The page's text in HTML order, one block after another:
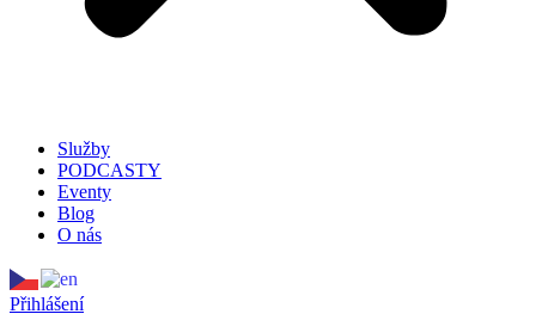
Služby
PODCASTY
Eventy
Blog
O nás
Přihlášení